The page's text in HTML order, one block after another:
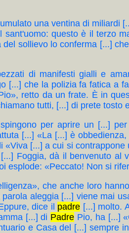
una ventina di miliardi
questo è il terzo
sollievo lo conferma [...]
di manifesti gialli e
[...] che la polizia fa fatica a
retto da un frate. È in
tutti, [...] di prete
per aprire un [...]
[...] «La [...] è
«Viva [...] a cui si
Foggia, dà il benvenuto al
esplode: «Peccato! Non si
che anche loro
aleggia [...] viene mai
dice il padre [...] molto.
[...] di Padre Pio, ha [...]
e Casa del [...] sempre